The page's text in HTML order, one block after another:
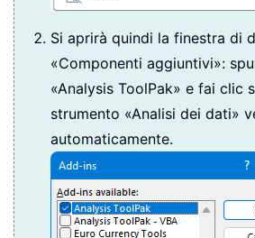
Si aprirà quindi la finestra di
«Componenti aggiuntivi»:
«Analysis ToolPak» e fai clic
strumento «Analisi dei dati»
automaticamente.